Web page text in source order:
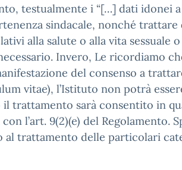
testualmente i “[…] dati idonei
sindacale, nonché
alla salute o alla vita sessuale o
Invero, Le ricordiamo
del consenso a
vitae), l’Istituto non potrà
trattamento sarà consentito in
l’art. 9(2)(e) del Regolamento.
al trattamento delle particolari